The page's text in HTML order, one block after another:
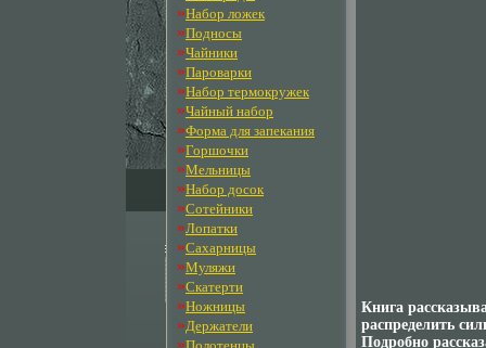
»Набор ложек
»Подносы
»Чайники
»Пароварки
»Набор термокружек
»Чайный набор
»Форма для запекания
»Горшочки
»Мельницы
»Набор досок
»Сотейники
»Лопатки
»Сахарницы
»Муляжи
»Скатерти
»Ножницы
»Держатели
»
Книга
распределить
Подробно